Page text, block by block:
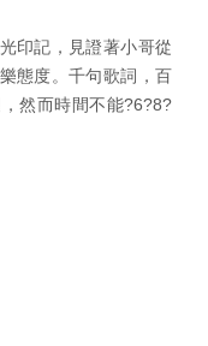
印記，見證著小哥從
態度。千句歌詞，百
然而時間不能?6?8?